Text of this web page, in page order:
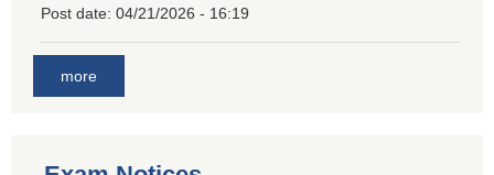
Post date: 04/21/2026 - 16:19
more